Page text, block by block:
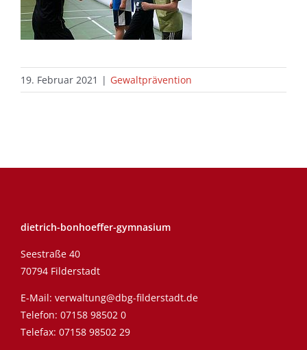
19. Februar 2021 | Gewaltprävention
dietrich-bonhoeffer-gymnasium
Seestraße 40
70794 Filderstadt
E-Mail: verwaltung@dbg-filderstadt.de
Telefon: 07158 98502 0
Telefax: 07158 98502 29